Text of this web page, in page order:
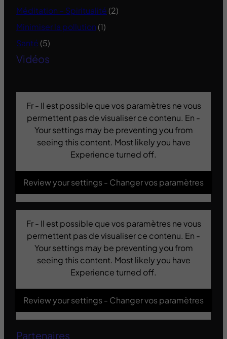
Méditation – Spiritualité (2)
Minimiser la pollution (1)
Santé (5)
Vidéos
Fr - Il est possible que vos paramètres ne vous
permettent pas de visualiser ce contenu. En -
Your settings may be preventing you from
seeing this content. Most likely you have
Experience turned off.
Review your settings - Changer vos paramètres
Fr - Il est possible que vos paramètres ne vous
permettent pas de visualiser ce contenu. En -
Your settings may be preventing you from
seeing this content. Most likely you have
Experience turned off.
Review your settings - Changer vos paramètres
Partenaires